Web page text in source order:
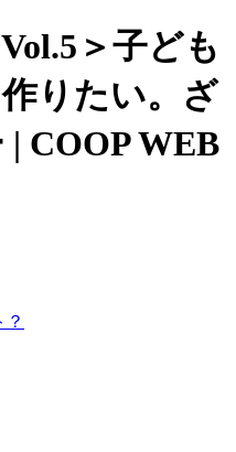
＞子ども
りたい。ざ
COOP WEB